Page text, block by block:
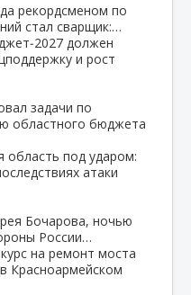
рекордсменом по
стал сварщик:…
должен
и рост
задачи по
областного бюджета
область под ударом:
атаки
Бочарова, ночью
России…
на ремонт моста
Красноармейском